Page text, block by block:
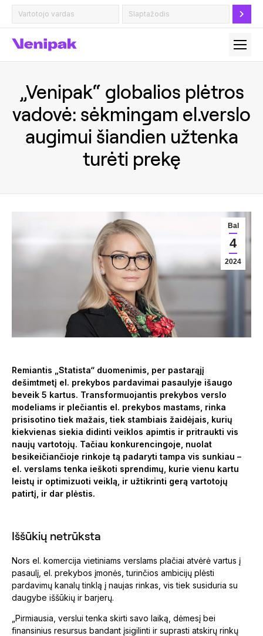
„Venipak“ globalios plėtros
vadovė: sėkmingam el.verslo
augimui šiandien užtenka
turėti prekę
Bal
4
2024
Remiantis „Statista“ duomenimis, per pastarąjį
dešimtmetį el. prekybos pardavimai pasaulyje išaugo
beveik 5 kartus. Transformuojantis prekybos verslo
modeliams ir plečiantis el. prekybos mastams, rinka
prisisotino tiek mažais, tiek stambiais žaidėjais, kurių
kiekvienas siekia didinti veiklos apimtis ir pritraukti vis
naujų vartotojų. Tačiau konkurencingoje, nuolat
besikeičiančioje rinkoje tą padaryti tampa vis sunkiau –
el. verslams tenka ieškoti sprendimų, kurie vienu kartu
leistų ir optimizuoti veiklą, ir užtikrinti gerą vartotojų
patirtį, ir dar plėstis.
Iššūkių netrūksta
Nors el. komercija vietiniams verslams plačiai atvėrė vartus į
pasaulį, el. prekybos įmonės, turinčios ambicijų plėsti
pardavimų kanalų tinklą į naujas rinkas, vis tiek susiduria su
daugybe iššūkių ir barjerų.
„Pirmiausia, verslui tenka skirti savo laiką, dėmesį bei
finansinius resursus bandant įsigilinti ir suprasti atskirų rinkų